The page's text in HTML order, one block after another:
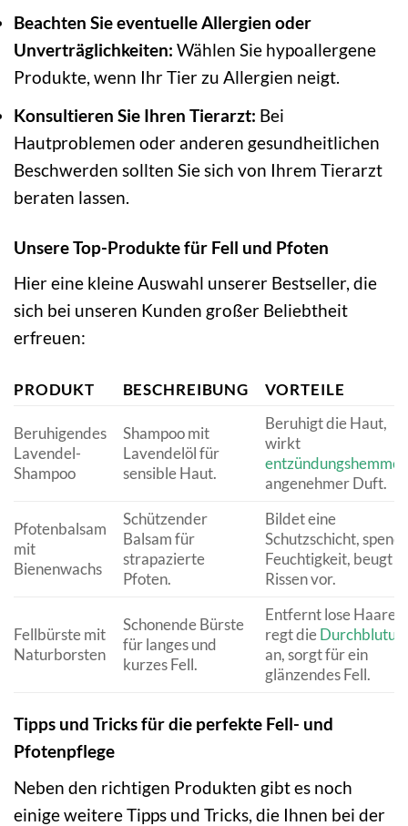
Beachten Sie eventuelle Allergien oder
Unverträglichkeiten: Wählen Sie hypoallergene
Produkte, wenn Ihr Tier zu Allergien neigt.
Konsultieren Sie Ihren Tierarzt: Bei
Hautproblemen oder anderen gesundheitlichen
Beschwerden sollten Sie sich von Ihrem Tierarzt
beraten lassen.
Unsere Top-Produkte für Fell und Pfoten
Hier eine kleine Auswahl unserer Bestseller, die
sich bei unseren Kunden großer Beliebtheit
erfreuen:
PRODUKT BESCHREIBUNG VORTEILE
Beruhigendes
Lavendel-
Shampoo
Shampoo mit
Lavendelöl für
sensible Haut.
Beruhigt die Haut,
wirkt
angenehmer Duft.
Pfotenbalsam
mit
Bienenwachs
Schützender
Balsam für
strapazierte
Pfoten.
Bildet eine
Schutzschicht,
Feuchtigkeit, beugt
Rissen vor.
Fellbürste mit
Naturborsten
Schonende Bürste
für langes und
kurzes Fell.
Entfernt lose Haare,
regt die
an, sorgt für ein
glänzendes Fell.
Tipps und Tricks für die perfekte Fell- und
Pfotenpflege
Neben den richtigen Produkten gibt es noch
einige weitere Tipps und Tricks, die Ihnen bei der